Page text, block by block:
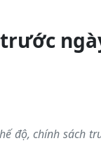
độ, chính sách